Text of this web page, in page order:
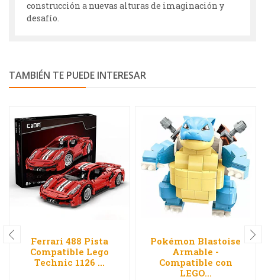
construcción a nuevas alturas de imaginación y
desafío.
TAMBIÉN TE PUEDE INTERESAR
Ferrari 488 Pista
Compatible Lego
Technic 1126 ...
Pokémon Blastoise
Armable -
Compatible con
LEGO...